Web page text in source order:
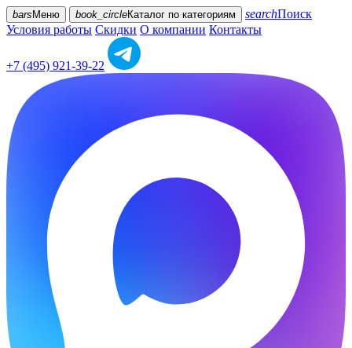
bars Меню book_circleКаталог по категориям searchПоиск
Условия работы Скидки О компании Контакты
+7 (495) 921-39-22